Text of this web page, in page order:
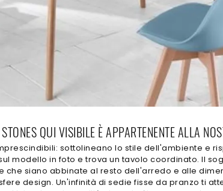
QUI VISIBILE È APPARTENENTE ALLA
sottolineano lo stile dell'ambiente e
modello in foto e trova un tavolo coordinato. Il
siano abbinate al resto dell'arredo e alle
design. Un'infinità di sedie fisse da pranzo ti